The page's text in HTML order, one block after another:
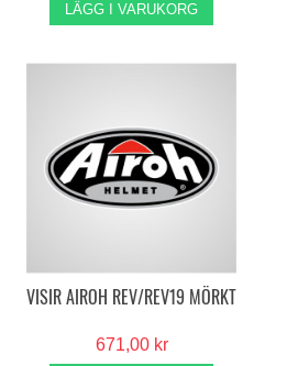
LÄGG I VARUKORG
VISIR AIROH REV/REV19 MÖRKT
671,00 kr